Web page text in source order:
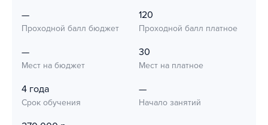
—
Проходной балл бюджет
120
Проходной балл платное
—
Мест на бюджет
30
Мест на платное
4 года
Срок обучения
—
Начало занятий